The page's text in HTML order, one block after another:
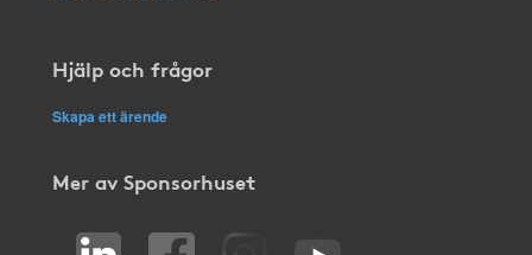
Hjälp och frågor
Skapa ett ärende
Mer av Sponsorhuset